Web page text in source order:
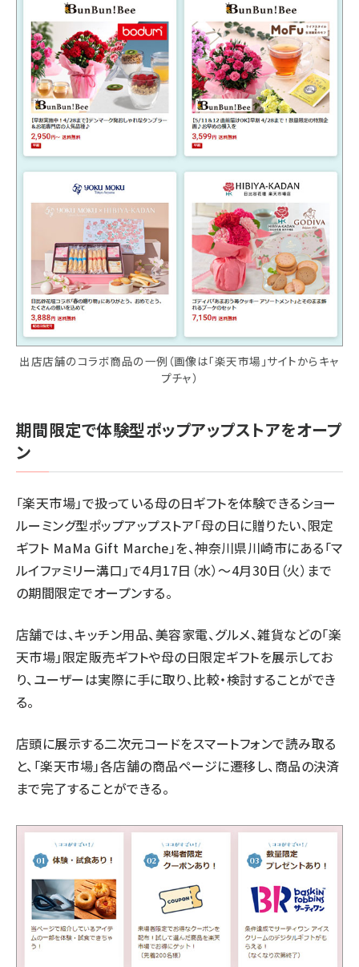
出店店舗のコラボ商品の一例（画像は「楽天市場」サイトからキャ
プチャ）
期間限定で体験型ポップアップストアをオープ
ン
「楽天市場」で扱っている母の日ギフトを体験できるショー
ルーミング型ポップアップストア「母の日に贈りたい、限定
ギフト MaMa Gift Marche」を、神奈川県川崎市にある「マ
ルイファミリー溝口」で4月17日（水）～4月30日（火）まで
の期間限定でオープンする。
店舗では、キッチン用品、美容家電、グルメ、雑貨などの「楽
天市場」限定販売ギフトや母の日限定ギフトを展示してお
り、ユーザーは実際に手に取り、比較・検討することができ
る。
店頭に展示する二次元コードをスマートフォンで読み取る
と、「楽天市場」各店舗の商品ページに遷移し、商品の決済
まで完了することができる。